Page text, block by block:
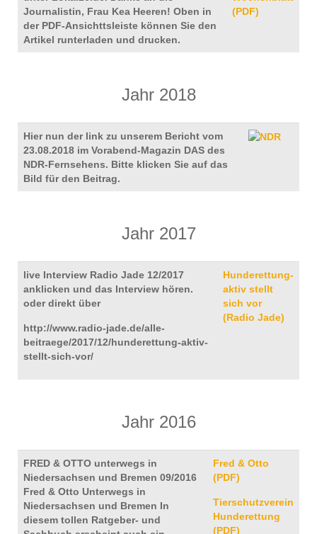
Journalistin, Frau Kea Heeren! Oben in
der PDF-Ansichttsleiste können Sie den
Artikel runterladen und drucken.
(PDF)
Jahr 2018
Hier nun der link zu unserem Bericht vom
23.08.2018 im Vorabend-Magazin DAS des
NDR-Fernsehens. Bitte klicken Sie auf das
Bild für den Beitrag.
Jahr 2017
live Interview Radio Jade 12/2017
anklicken und das Interview hören.
oder direkt über
http://www.radio-jade.de/alle-
beitraege/2017/12/hunderettung-aktiv-
stellt-sich-vor/
Hunderettung-
aktiv stellt
sich vor
(Radio Jade)
Jahr 2016
FRED & OTTO unterwegs in
Niedersachsen und Bremen 09/2016
Fred & Otto Unterwegs in
Niedersachsen und Bremen In
diesem tollen Ratgeber- und
Fred & Otto
(PDF)
Tierschutzverein
Hunderettung
(PDF)